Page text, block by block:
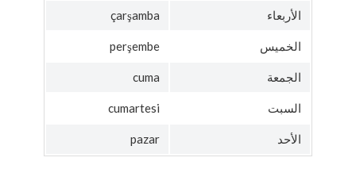
الأربعاء çarşamba
الخميس perşembe
الجمعة cuma
السبت cumartesi
الأحد pazar